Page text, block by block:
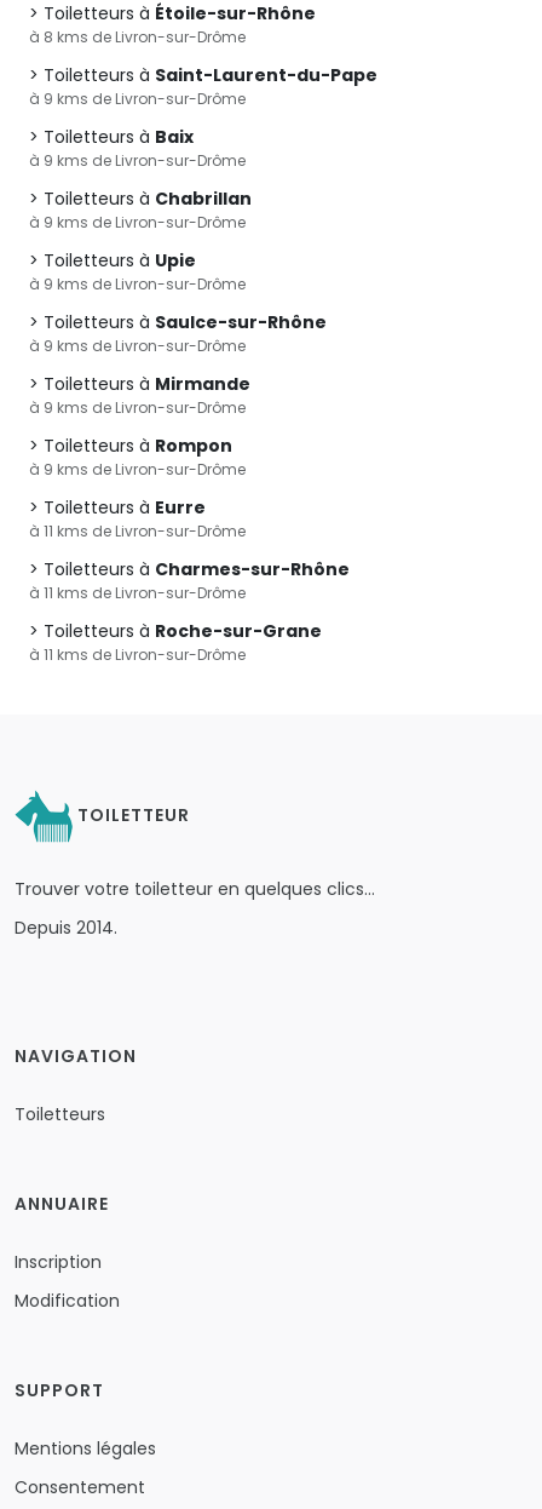
Toiletteurs à Étoile-sur-Rhône
à 8 kms de Livron-sur-Drôme
Toiletteurs à Saint-Laurent-du-Pape
à 9 kms de Livron-sur-Drôme
Toiletteurs à Baix
à 9 kms de Livron-sur-Drôme
Toiletteurs à Chabrillan
à 9 kms de Livron-sur-Drôme
Toiletteurs à Upie
à 9 kms de Livron-sur-Drôme
Toiletteurs à Saulce-sur-Rhône
à 9 kms de Livron-sur-Drôme
Toiletteurs à Mirmande
à 9 kms de Livron-sur-Drôme
Toiletteurs à Rompon
à 9 kms de Livron-sur-Drôme
Toiletteurs à Eurre
à 11 kms de Livron-sur-Drôme
Toiletteurs à Charmes-sur-Rhône
à 11 kms de Livron-sur-Drôme
Toiletteurs à Roche-sur-Grane
à 11 kms de Livron-sur-Drôme
TOILETTEUR
Trouver votre toiletteur en quelques clics…
Depuis 2014.
NAVIGATION
Toiletteurs
ANNUAIRE
Inscription
Modification
SUPPORT
Mentions légales
Consentement